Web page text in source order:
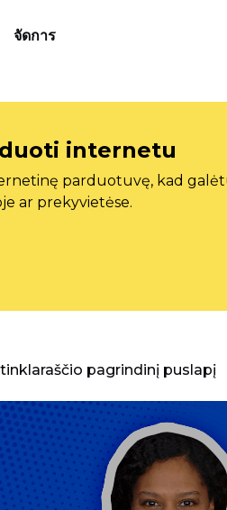
จัดการ
internetu
parduotuvę, kad
ar prekyvietėse.
tinklaraščio pagrindinį puslapį